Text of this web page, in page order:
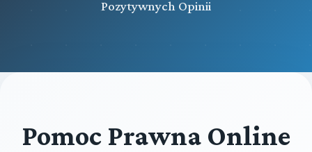
Pozytywnych Opinii
Pomoc Prawna Online